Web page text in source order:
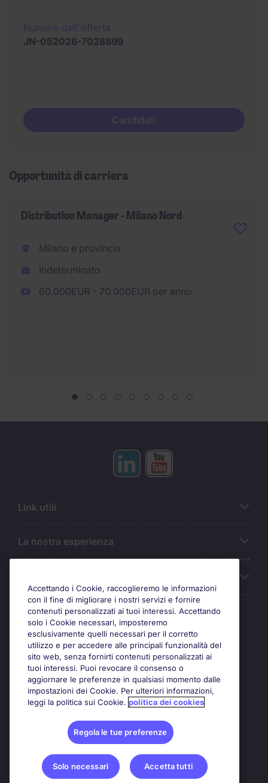
JN-052026-7028899
Candidati
Opportunità di carriera
Distribution Manager - Milano Nord
Milano e provincia
Indeterminato
60.000EUR - 70.000EUR per anno
Link utili
La nostra esperienza
Awards
Accettando i Cookie, raccoglieremo le informazioni
con il fine di migliorare i nostri servizi e fornire
contenuti personalizzati ai tuoi interessi. Accettando
solo i Cookie necessari, imposteremo
esclusivamente quelli necessari per il corretto
utilizzo e per accedere alle principali funzionalità del
sito web, senza fornirti contenuti personalizzati ai
tuoi interessi. Puoi revocare il consenso o
aggiornare le preferenze in qualsiasi momento dalle
impostazioni dei Cookie. Per ulteriori informazioni,
leggi la politica sui Cookie. politica dei cookies
Regola le tue preferenze
Solo necessari Accetta tutti